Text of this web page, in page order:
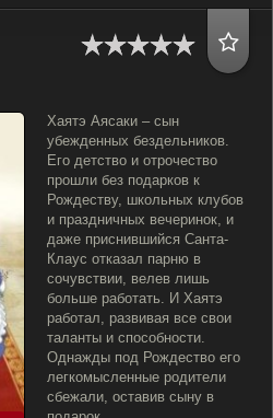
Хаятэ Аясаки – сын
убежденных бездельников.
Его детство и отрочество
прошли без подарков к
Рождеству, школьных клубов
и праздничных вечеринок, и
даже приснившийся Санта-
Клаус отказал парню в
сочувствии, велев лишь
больше работать. И Хаятэ
работал, развивая все свои
таланты и способности.
Однажды под Рождество его
легкомысленные родители
сбежали, оставив сыну в